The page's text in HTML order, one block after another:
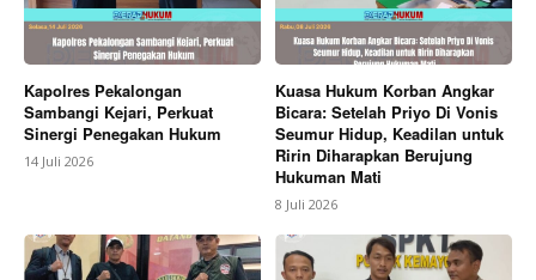
Kapolres Pekalongan
Sambangi Kejari, Perkuat
Sinergi Penegakan Hukum
14 Juli 2026
Kuasa Hukum Korban Angkar
Bicara: Setelah Priyo Di Vonis
Seumur Hidup, Keadilan untuk
Ririn Diharapkan Berujung
Hukuman Mati
8 Juli 2026